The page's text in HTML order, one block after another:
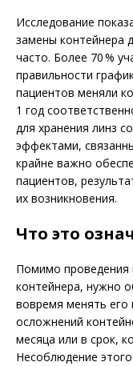
Исследование
замены контейнера
часто. Более 70 %
правильности
пациентов меняли
1 год
для хранения линз
эффектами,
крайне важно
пациентов,
их возникновения.
Что это
Помимо проведения
контейнера, нужно
вовремя менять его
осложнений
месяца или в срок,
Несоблюдение